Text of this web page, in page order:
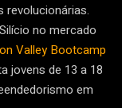
revolucionárias.
no mercado
Valley Bootcamp
jovens de 13 a 18
em